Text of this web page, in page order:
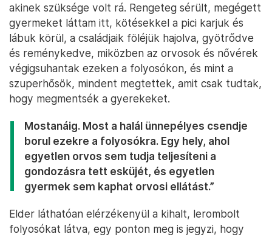
akinek szüksége volt rá. Rengeteg sérült, megégett
gyermeket láttam itt, kötésekkel a pici karjuk és
lábuk körül, a családjaik föléjük hajolva, gyötrődve
és reménykedve, miközben az orvosok és nővérek
végigsuhantak ezeken a folyosókon, és mint a
szuperhősök, mindent megtettek, amit csak tudtak,
hogy megmentsék a gyerekeket.
Mostanáig. Most a halál ünnepélyes csendje
borul ezekre a folyosókra. Egy hely, ahol
egyetlen orvos sem tudja teljesíteni a
gondozásra tett esküjét, és egyetlen
gyermek sem kaphat orvosi ellátást.”
Elder láthatóan elérzékenyül a kihalt, lerombolt
folyosókat látva, egy ponton meg is jegyzi, hogy